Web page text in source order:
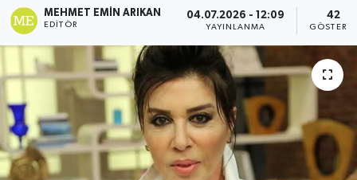
MEHMET EMIN ARIKAN
EDITÖR
04.07.2026 - 12:09
YAYINLANMA
42
GÖSTERIM